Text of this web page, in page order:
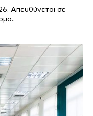
Απευθύνεται σε